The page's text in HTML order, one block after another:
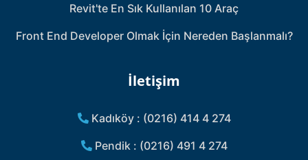
Revit'te En Sık Kullanılan 10 Araç
Front End Developer Olmak İçin Nereden Başlanmalı?
İletişim
Kadıköy : (0216) 414 4 274
Pendik : (0216) 491 4 274